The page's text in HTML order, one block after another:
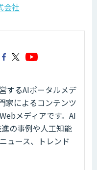
会社
するAIポータルメデ
家によるコンテンツ
メディアです。AI
の事例や人工知能
ュース、トレンド